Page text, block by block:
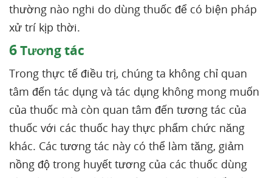
thường nào nghi do dùng thuốc để có biện pháp
xử trí kịp thời.
6Tương tác
Trong thực tế điều trị, chúng ta không chỉ quan
tâm đến tác dụng và tác dụng không mong muốn
của thuốc mà còn quan tâm đến tương tác của
thuốc với các thuốc hay thực phẩm chức năng
khác. Các tương tác này có thể làm tăng, giảm
nồng độ trong huyết tương của các thuốc dùng